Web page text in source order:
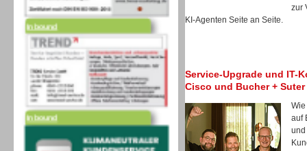
Inbound
Inbound
zur
KI-Agenten Seite an Seite.
Service-Upgrade und IT-
Cisco und Bucher + Suter
auf
und